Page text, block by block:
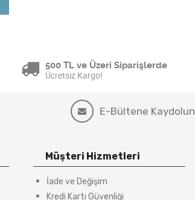
500 TL ve Üzeri Siparişlerde
Ücretsiz Kargo!
E-Bültene Kaydolun
Müşteri Hizmetleri
İade ve Değişim
Kredi Kartı Güvenliği